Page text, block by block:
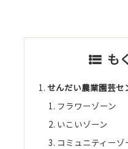
も
せんだい農業園芸セ
フラワーゾーン
いこいゾーン
コミュニティーゾ